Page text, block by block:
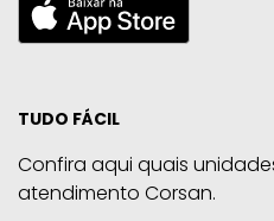
TUDO FÁCIL
Confira aqui quais
atendimento Corsan.